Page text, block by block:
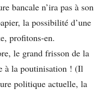
bancale n’ira pas à son
la possibilité d’une
profitons-en.
le grand frisson de la
à la poutinisation ! (Il
politique actuelle, la